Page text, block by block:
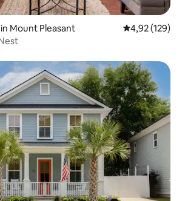
Mount Pleasant
4,92 (129)